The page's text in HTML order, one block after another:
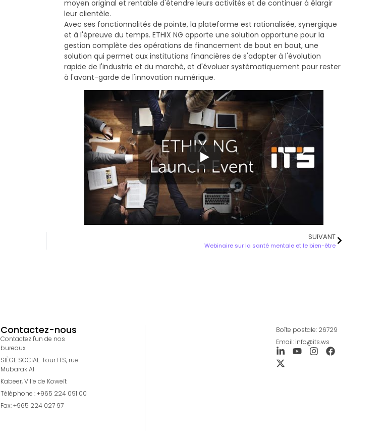
moyen original et rentable d'étendre leurs activités et de continuer à élargir
leur clientèle.
Avec ses fonctionnalités de pointe, la plateforme est rationalisée, synergique
et à l'épreuve du temps. ETHIX NG apporte une solution opportune pour la
gestion complète des opérations de financement de bout en bout, une
solution qui permet aux institutions financières de s'adapter à l'évolution
rapide de l'industrie et du marché, et d'évoluer systématiquement pour rester
à l'avant-garde de l'innovation numérique.
SUIVANT
Webinaire sur la santé mentale et le bien-être
Contactez-nous
Contactez l'un de nos
bureaux
SIÈGE SOCIAL: Tour ITS, rue
Mubarak Al
Kabeer, Ville de Koweït
Téléphone : +965 224 091 00
Fax: +965 224 027 97
Boîte postale: 26729
Email: info@its.ws